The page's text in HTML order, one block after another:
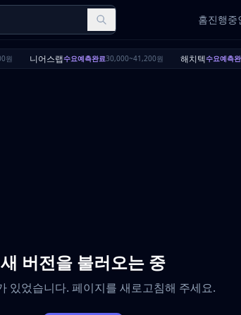
홈진행중
원 니어스랩수요예측완료30,000~41,200원 해치텍수요예측완
새 버전을 불러오는 중
있었습니다. 페이지를 새로고침해 주세요.